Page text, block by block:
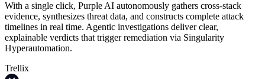
With a single click, Purple AI autonomously gathers cross-stack
evidence, synthesizes threat data, and constructs complete attack
timelines in real time. Agentic investigations deliver clear,
explainable verdicts that trigger remediation via Singularity
Hyperautomation.
Trellix